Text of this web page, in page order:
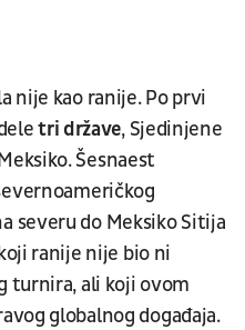
nije kao ranije. Po prvi
tri države, Sjedinjene
Šesnaest
severu do Meksiko Sitija
ranije nije bio ni
turnira, ali koji ovom
globalnog događaja.